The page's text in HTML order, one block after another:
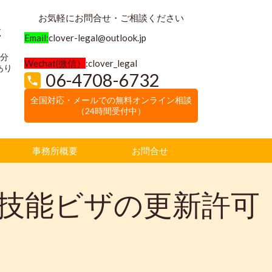
り
お気軽にお問合せ・ご相談ください
Email:clover-legal@outlook.jp
Wechat(微信） :clover_legal
06-4708-6732
全国対応・メールでの無料オンライン相談
（24時間受付中）
事務所概要 お問合せ
能ビザの更新許可